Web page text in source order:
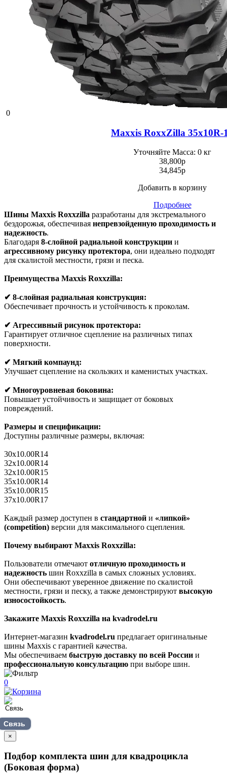
0
Maxxis RoxxZilla 35x10R-
Уточняйте Масса: 0 кг
38,800p
34,845p
Добавить в корзину
Подробнее
Шины Maxxis Roxxzilla разработаны для экстремального
бездорожья, обеспечивая непревзойденную проходимость и
надежность.
Благодаря 8-слойной радиальной конструкции и
агрессивному рисунку протектора, они идеально подходят
для скалистой местности, грязи и песка.
Преимущества Maxxis Roxxzilla:
✔ 8-слойная радиальная конструкция:
Обеспечивает прочность и устойчивость к проколам.
✔ Агрессивный рисунок протектора:
Гарантирует отличное сцепление на различных типах
поверхности.
✔ Мягкий компаунд:
Улучшает сцепление на скользких и каменистых участках.
✔ Многоуровневая боковина:
Повышает устойчивость и защищает от боковых
повреждений.
Размеры и спецификации:
Доступны различные размеры, включая:
30x10.00R14
32x10.00R14
32x10.00R15
35x10.00R14
35x10.00R15
37x10.00R17
Каждый размер доступен в стандартной и «липкой»
(competition) версии для максимального сцепления.
Почему выбирают Maxxis Roxxzilla:
Пользователи отмечают отличную проходимость и
надежность шин Roxxzilla в самых сложных условиях.
Они обеспечивают уверенное движение по скалистой
местности, грязи и песку, а также демонстрируют высокую
износостойкость.
Закажите Maxxis Roxxzilla на kvadrodel.ru
Интернет-магазин kvadrodel.ru предлагает оригинальные
шины Maxxis с гарантией качества.
Мы обеспечиваем быструю доставку по всей России и
профессиональную консультацию при выборе шин.
0
Связь
×
Подбор комплекта шин для квадроцикла
(Боковая форма)